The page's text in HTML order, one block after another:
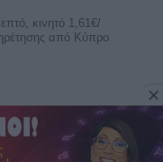
9 ως 25